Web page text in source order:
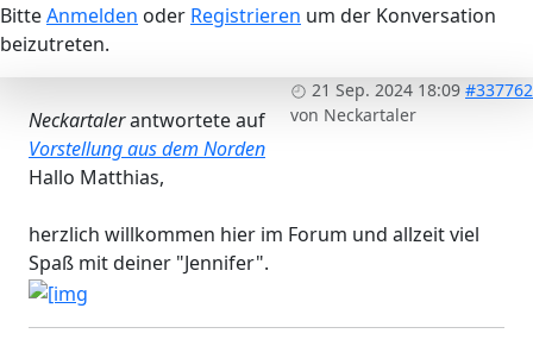
BitteAnmelden oder Registrieren um der Konversation
beizutreten.
21 Sep. 2024 18:09 #337762
von Neckartaler
Neckartalerantwortete auf
Vorstellung aus dem Norden
Hallo Matthias,
herzlich willkommen hier im Forum und allzeit viel
Spaß mit deiner "Jennifer".